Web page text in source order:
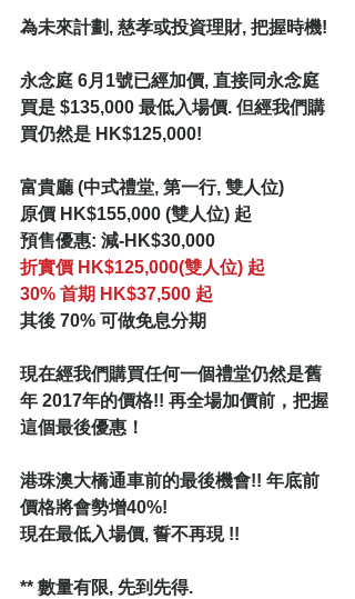
為未來計劃, 慈孝或投資理財, 把握時機!
永念庭 6月1號已經加價, 直接同永念庭
買是 $135,000 最低入場價. 但經我們購
買仍然是 HK$125,000!
富貴廳 (中式禮堂, 第一行, 雙人位)
原價 HK$155,000 (雙人位) 起
預售優惠: 減-HK$30,000
折實價 HK$125,000(雙人位) 起
30% 首期 HK$37,500 起
其後 70% 可做免息分期
現在經我們購買任何一個禮堂仍然是舊
年 2017年的價格!! 再全場加價前，把握
這個最後優惠！
港珠澳大橋通車前的最後機會!! 年底前
價格將會勢增40%!
現在最低入場價, 誓不再現 !!
** 數量有限, 先到先得.